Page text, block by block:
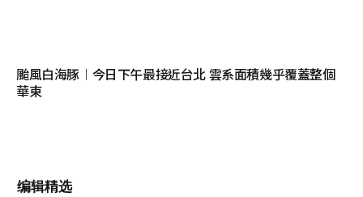
颱風白海豚︱今日下午最接近台北 雲系面積幾乎覆蓋整個
華東
编辑精选